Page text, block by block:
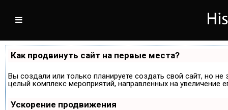
Как продвинуть сайт на первые места?
Вы создали или только планируете создать свой сайт, но
целый комплекс мероприятий, направленных на
Ускорение продвижения